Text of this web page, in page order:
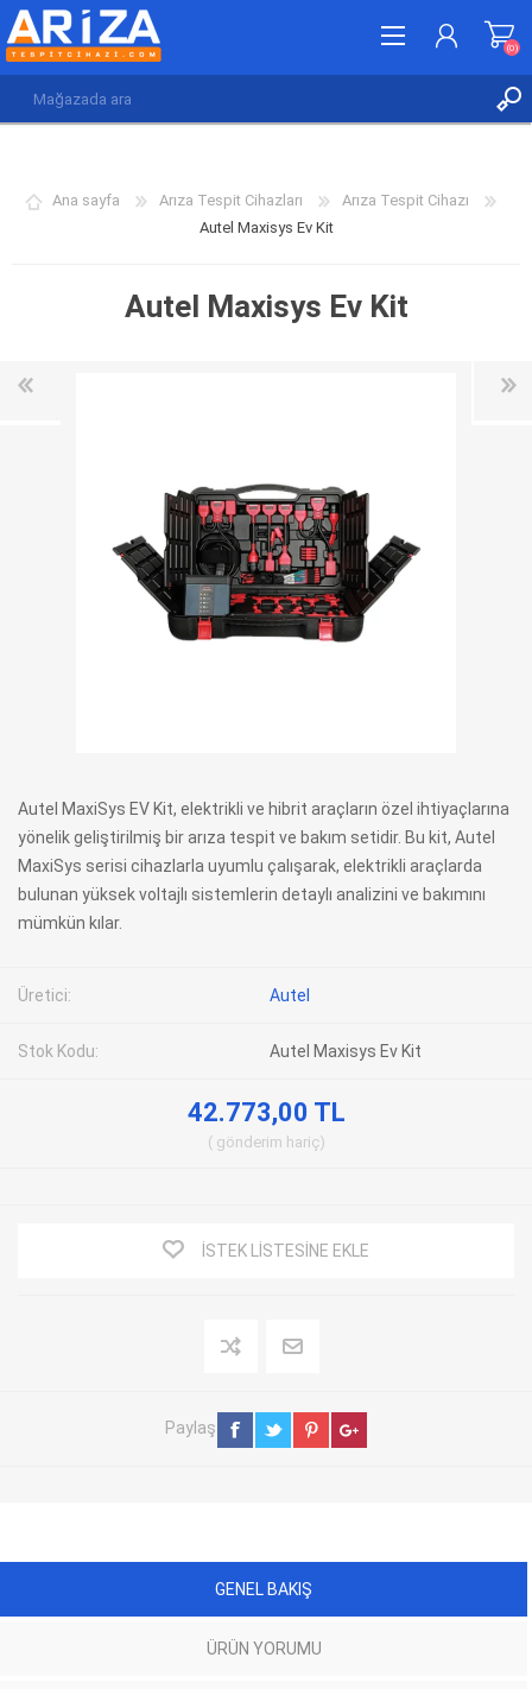
(0)
Ana sayfa Arıza Tespit Cihazları
Arıza Tespit Cihazı
Autel Maxisys Ev Kit
Autel Maxisys Ev Kit
Autel MaxiSys EV Kit, elektrikli ve hibrit araçların özel ihtiyaçlarına
yönelik geliştirilmiş bir arıza tespit ve bakım setidir. Bu kit, Autel
MaxiSys serisi cihazlarla uyumlu çalışarak, elektrikli araçlarda
bulunan yüksek voltajlı sistemlerin detaylı analizini ve bakımını
mümkün kılar.
Üretici: Autel
Stok Kodu: Autel Maxisys Ev Kit
42.773,00 TL
gönderim hariç
İSTEK LISTESINE EKLE
Paylaş
GENEL BAKIŞ
ÜRÜN YORUMU